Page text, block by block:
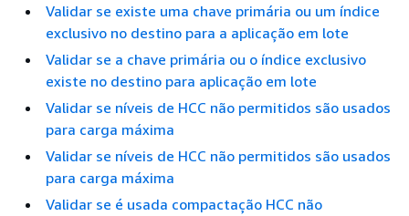
Validar se existe uma chave primária ou um índice
exclusivo no destino para a aplicação em lote
Validar se a chave primária ou o índice exclusivo
existe no destino para aplicação em lote
Validar se níveis de HCC não permitidos são usados
para carga máxima
Validar se níveis de HCC não permitidos são usados
para carga máxima
Validar se é usada compactação HCC não